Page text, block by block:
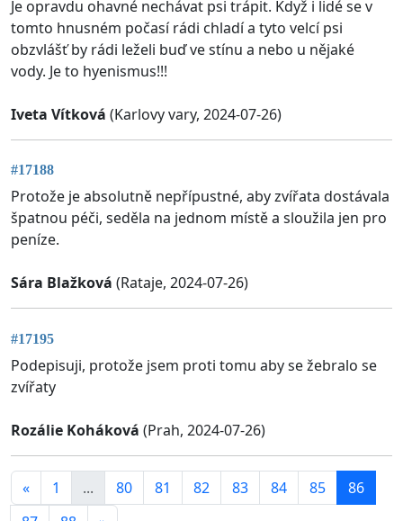
Je opravdu ohavné nechávat psi trápit. Když i lidé se v
tomto hnusném počasí rádi chladí a tyto velcí psi
obzvlášť by rádi leželi buď ve stínu a nebo u nějaké
vody. Je to hyenismus!!!
Iveta Vítková (Karlovy vary, 2024-07-26)
#17188
Protože je absolutně nepřípustné, aby zvířata dostávala
špatnou péči, seděla na jednom místě a sloužila jen pro
peníze.
Sára Blažková (Rataje, 2024-07-26)
#17195
Podepisuji, protože jsem proti tomu aby se žebralo se
zvířaty
Rozálie Koháková (Prah, 2024-07-26)
« 1 ... 80 81 82 83 84 85
86